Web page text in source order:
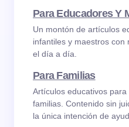
Para Educadores Y
Un montón de artículos
infantiles y maestros con
el día a día.
Para Familias
Artículos educativos
familias. Contenido sin
la única intención de